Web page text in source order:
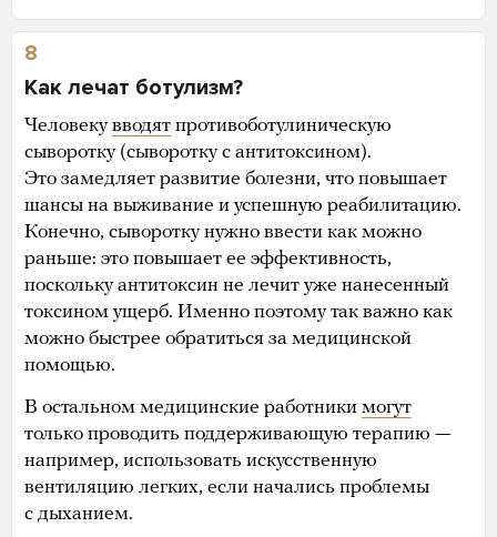
8
Как лечат ботулизм?
Человекувводят противоботулиническую
сыворотку (сыворотку с антитоксином).
Это замедляет развитие болезни, что повышает
шансы на выживание и успешную реабилитацию.
Конечно, сыворотку нужно ввести как можно
раньше: это повышает ее эффективность,
поскольку антитоксин не лечит уже нанесенный
токсином ущерб. Именно поэтому так важно как
можно быстрее обратиться за медицинской
помощью.
В остальном медицинские работники могут
только проводить поддерживающую терапию —
например, использовать искусственную
вентиляцию легких, если начались проблемы
с дыханием.